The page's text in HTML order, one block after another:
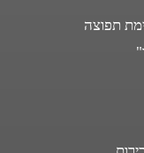
תפוצה